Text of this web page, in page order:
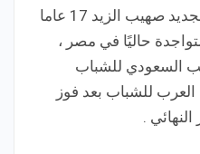
وسوف يلتحق لاعب الهلال الجديد صهيب الزيد 17 عاما
تحت 19 عامًا المتواجدة حاليًا في مصر ،
السعودي للشباب
للشباب بعد فوز
.